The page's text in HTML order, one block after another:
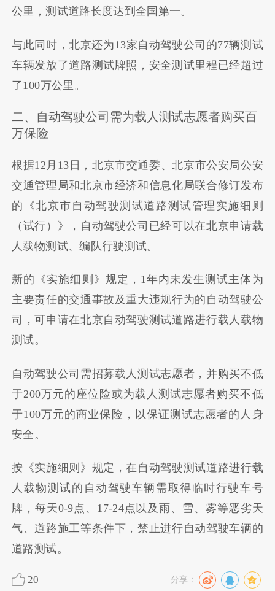
公里，测试道路长度达到全国第一。
与此同时，北京还为13家自动驾驶公司的77辆测试
车辆发放了道路测试牌照，安全测试里程已经超过
了100万公里。
二、自动驾驶公司需为载人测试志愿者购买百
万保险
根据12月13日，北京市交通委、北京市公安局公安
交通管理局和北京市经济和信息化局联合修订发布
的《北京市自动驾驶测试道路测试管理实施细则
（试行）》，自动驾驶公司已经可以在北京申请载
人载物测试、编队行驶测试。
新的《实施细则》规定，1年内未发生测试主体为
主要责任的交通事故及重大违规行为的自动驾驶公
司，可申请在北京自动驾驶测试道路进行载人载物
测试。
自动驾驶公司需招募载人测试志愿者，并购买不低
于200万元的座位险或为载人测试志愿者购买不低
于100万元的商业保险，以保证测试志愿者的人身
安全。
按《实施细则》规定，在自动驾驶测试道路进行载
人载物测试的自动驾驶车辆需取得临时行驶车号
牌，每天0-9点、17-24点以及雨、雪、雾等恶劣天
气、道路施工等条件下，禁止进行自动驾驶车辆的
道路测试。
20 分享：